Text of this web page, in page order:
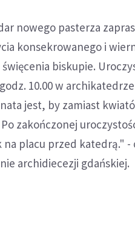
nowego pasterza
konsekrowanego i
biskupie.
10.00 w archikatedrze
jest, by zamiast
zakończonej
placu przed katedrą." -
archidiecezji gdańskiej.